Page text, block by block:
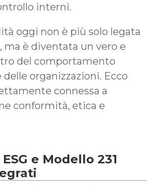
interni.
oggi non è più solo legata
ma è diventata un vero e
del comportamento
delle organizzazioni. Ecco
connessa a
conformità, etica e
e Modello 231